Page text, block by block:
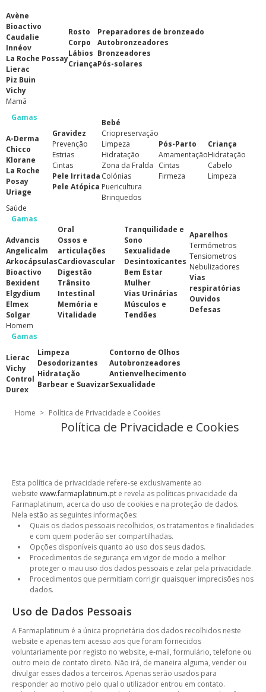
Avène
Bioactivo
Caudalie
Innéov
La Roche Possay
Lierac
Piz Buin
Vichy
Rosto
Corpo
Lábios
Criança
Preparadores de bronzeado
Autobronzeadores
Bronzeadores
Pós-solares
Mamã
Gamas
A-Derma
Chicco
Klorane
La Roche
Posay
Uriage
Gravidez
Prevenção
Estrias
Cintas
Pele Irritada
Pele Atópica
Bebé
Criopreservação
Limpeza
Hidratação
Zona da Fralda
Colónias
Puericultura
Brinquedos
Pós-Parto
Amamentação
Cintas
Firmeza
Criança
Hidratação
Cabelo
Limpeza
Saúde
Gamas
Advancis
Angelicalm
Arkocápsulas
Bioactivo
Bexident
Elgydium
Elmex
Solgar
Oral
Ossos e
articulações
Cardiovascular
Digestão
Trânsito
Intestinal
Memória e
Vitalidade
Tranquilidade e
Sono
Sexualidade
Desintoxicantes
Bem Estar
Mulher
Vias Urinárias
Músculos e
Tendões
Aparelhos
Termómetros
Tensiometros
Nebulizadores
Vias
respiratórias
Ouvidos
Defesas
Homem
Gamas
Lierac
Vichy
Control
Durex
Limpeza
Desodorizantes
Hidratação
Barbear e Suavizar
Contorno de Olhos
Autobronzeadores
Antienvelhecimento
Sexualidade
Home > Política de Privacidade e Cookies
Política de Privacidade e Cookies
Esta política de privacidade refere-se exclusivamente ao
website www.farmaplatinum.pt e revela as políticas privacidade da
Farmaplatinum, acerca do uso de cookies e na proteção de dados.
Nela estão as seguintes informações:
Quais os dados pessoais recolhidos, os tratamentos e finalidades
e com quem poderão ser compartilhadas.
Opções disponíveis quanto ao uso dos seus dados.
Procedimentos de segurança em vigor de modo a melhor
proteger o mau uso dos dados pessoais e zelar pela privacidade.
Procedimentos que permitiam corrigir quaisquer imprecisões nos
dados.
Uso de Dados Pessoais
A Farmaplatinum é a única proprietária dos dados recolhidos neste
website e apenas tem acesso aos que foram fornecidos
voluntariamente por registo no website, e-mail, formulário, telefone ou
outro meio de contato direto. Não irá, de maneira alguma, vender ou
divulgar esses dados a terceiros. Apenas serão usados para
responder ao motivo pelo qual o utilizador entrou em contato.